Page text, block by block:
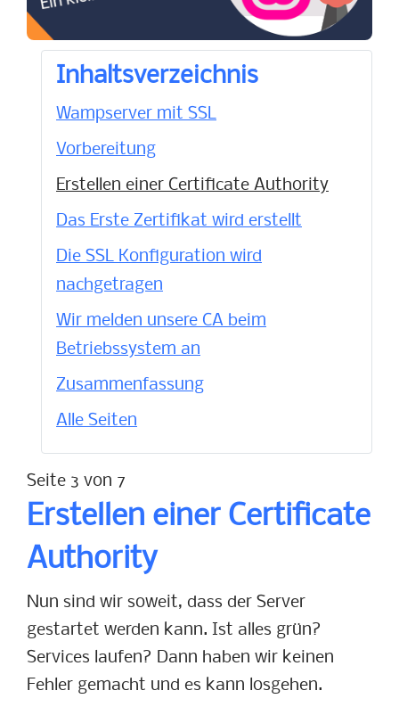
Inhaltsverzeichnis
Wampserver mit SSL
Vorbereitung
Erstellen einer Certificate Authority
Das Erste Zertifikat wird erstellt
Die SSL Konfiguration wird
nachgetragen
Wir melden unsere CA beim
Betriebssystem an
Zusammenfassung
Alle Seiten
Seite 3 von 7
Erstellen einer Certificate
Authority
Nun sind wir soweit, dass der Server
gestartet werden kann. Ist alles grün?
Services laufen? Dann haben wir keinen
Fehler gemacht und es kann losgehen.